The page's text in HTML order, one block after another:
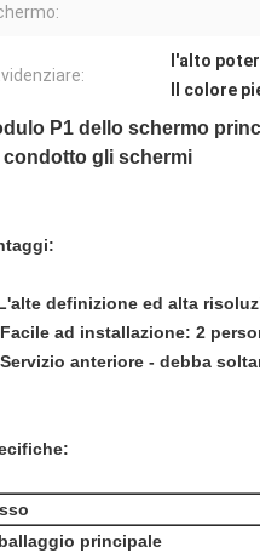
l'alto
Il colore
P1 dello schermo
condotto gli schermi
definizione ed alta
ad installazione: 2
anteriore - debba
principale